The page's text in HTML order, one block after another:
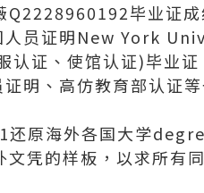
毕业证
人员证明New York
证、使馆认证)毕业
明、高仿教育部认证
还原海外各国大学
凭的样板，以求所有